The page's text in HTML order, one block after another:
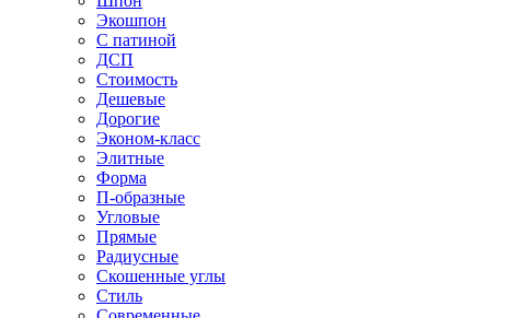
Экошпон
С патиной
ДСП
Стоимость
Дешевые
Дорогие
Эконом-класс
Элитные
Форма
П-образные
Угловые
Прямые
Радиусные
Скошенные углы
Стиль